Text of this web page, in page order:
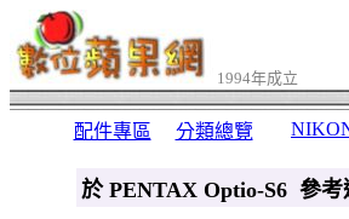
1994年成立
配件專區 分類總覽
於 PENTAX Optio-S6 參考